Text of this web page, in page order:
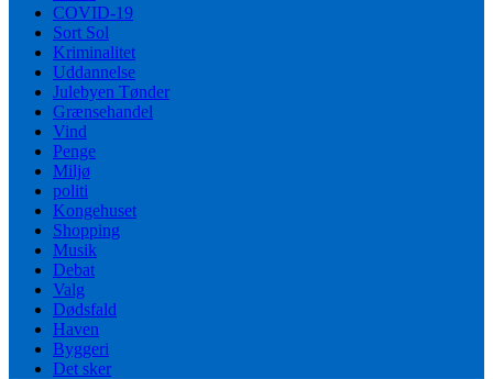
COVID-19
Sort Sol
Kriminalitet
Uddannelse
Julebyen Tønder
Grænsehandel
Vind
Penge
Miljø
politi
Kongehuset
Shopping
Musik
Debat
Valg
Dødsfald
Haven
Byggeri
Det sker